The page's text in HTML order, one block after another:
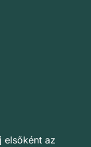
elsőként az